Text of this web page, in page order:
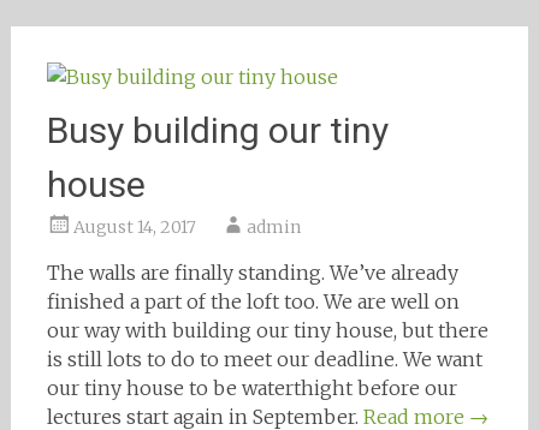
Busy building our tiny
house
August 14, 2017 admin
The walls are finally standing. We’ve already
finished a part of the loft too. We are well on
our way with building our tiny house, but there
is still lots to do to meet our deadline. We want
our tiny house to be waterthight before our
lectures start again in September. Read more →